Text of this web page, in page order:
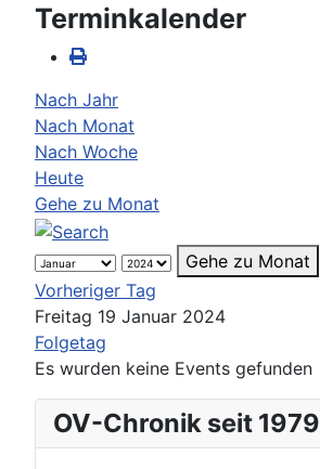
OV-Chronik seit 1979
Terminkalender
Nach Jahr
Nach Monat
Nach Woche
Heute
Gehe zu Monat
Gehe zu Monat
Vorheriger Tag
Freitag 19 Januar 2024
Folgetag
Es wurden keine Events gefunden